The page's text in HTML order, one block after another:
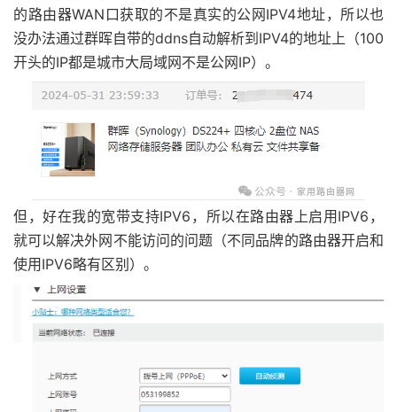
的路由器WAN口获取的不是真实的公网IPV4地址，所以也
没办法通过群晖自带的ddns自动解析到IPV4的地址上（100
开头的IP都是城市大局域网不是公网IP）。
但，好在我的宽带支持IPV6，所以在路由器上启用IPV6，
就可以解决外网不能访问的问题（不同品牌的路由器开启和
使用IPV6略有区别）。